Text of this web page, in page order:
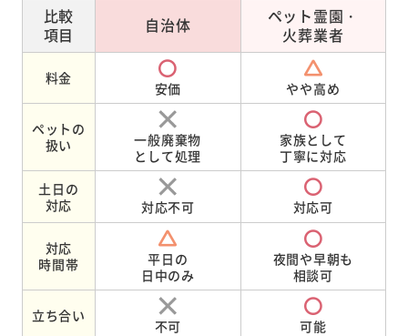
比較
項目
自治体
ペット霊園・
火葬業者
料金
安価 やや高め
ペットの
扱い
一般廃棄物
として処理
家族として
丁寧に対応
土日の
対応
対応不可 対応可
対応
時間帯
平日の
日中のみ
夜間や早朝も
相談可
立ち合い
不可 可能